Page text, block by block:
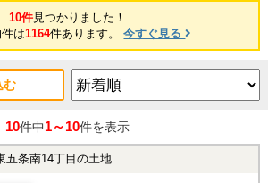
10件見つかりました！
は1164件あります。今すぐ見る
む
10件中1～10件を表示
五条南14丁目の土地